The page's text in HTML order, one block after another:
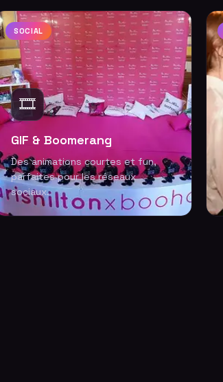
SOCIAL
🎞️
GIF & Boomerang
Des animations courtes et fun,
parfaites pour les réseaux
sociaux.